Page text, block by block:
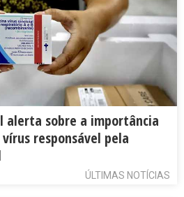
alerta sobre a importância
responsável pela
ÚLTIMAS NOTÍCIAS